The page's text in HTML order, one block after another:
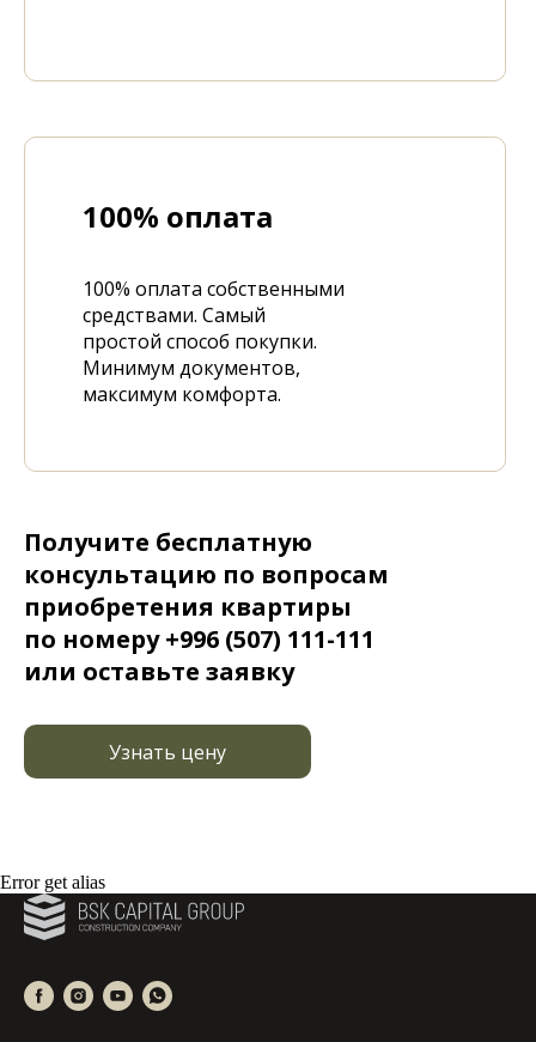
100% оплата
100% оплата собственными
средствами. Самый
простой способ покупки.
Минимум документов,
максимум комфорта.
Получите бесплатную
консультацию по вопросам
приобретения квартиры
по номеру +996 (507) 111-111
или оставьте заявку
Узнать цену
Error get alias